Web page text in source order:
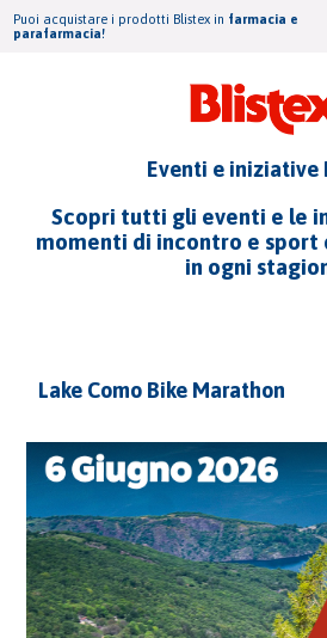
Puoi acquistare i prodotti Blistex in farmacia e
parafarmacia!
Eventi e iniziative
Scopri tutti gli eventi e le
momenti di incontro e sport
in ogni
Lake Como Bike Marathon